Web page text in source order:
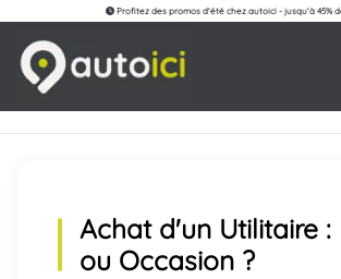
Profitez des promos d'été chez autoici - jusqu'à 45%
Achat d'un Utilitaire :
ou Occasion ?